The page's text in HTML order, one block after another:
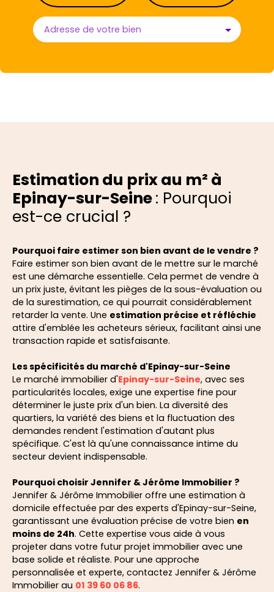
Adresse de votre bien
Estimation du prix au m² à
Epinay-sur-Seine: Pourquoi
est-ce crucial ?
Pourquoi faire estimer son bien avant de le vendre ?
Faire estimer son bien avant de le mettre sur le marché
est une démarche essentielle. Cela permet de vendre à
un prix juste, évitant les pièges de la sous-évaluation ou
de la surestimation, ce qui pourrait considérablement
retarder la vente. Une estimation précise et réfléchie
attire d'emblée les acheteurs sérieux, facilitant ainsi une
transaction rapide et satisfaisante.
Les spécificités du marché d'Epinay-sur-Seine
Le marché immobilier d'Epinay-sur-Seine, avec ses
particularités locales, exige une expertise fine pour
déterminer le juste prix d'un bien. La diversité des
quartiers, la variété des biens et la fluctuation des
demandes rendent l'estimation d'autant plus
spécifique. C'est là qu'une connaissance intime du
secteur devient indispensable.
Pourquoi choisir Jennifer & Jérôme Immobilier ?
Jennifer & Jérôme Immobilier offre une estimation à
domicile effectuée par des experts d'Epinay-sur-Seine,
garantissant une évaluation précise de votre bien en
moins de 24h. Cette expertise vous aide à vous
projeter dans votre futur projet immobilier avec une
base solide et réaliste. Pour une approche
personnalisée et experte, contactez Jennifer & Jérôme
Immobilier au 01 39 60 06 86.